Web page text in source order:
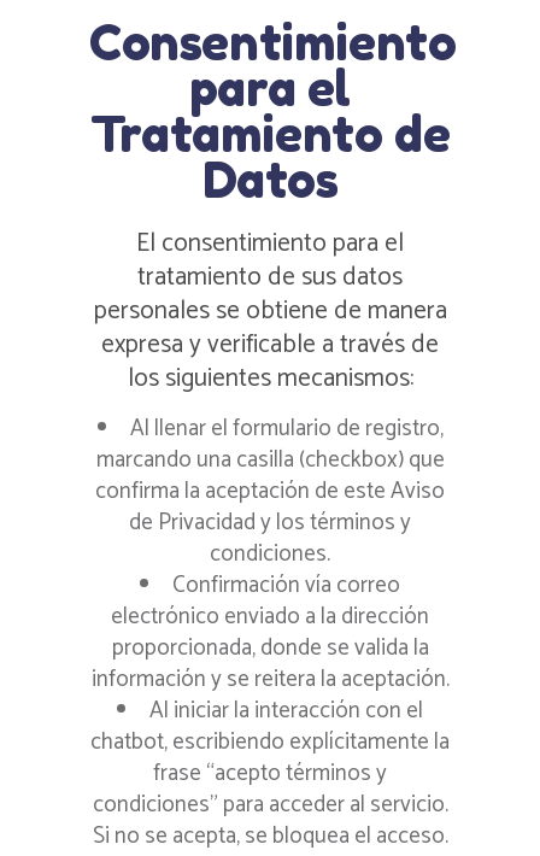
Consentimiento
para el
Tratamiento de
Datos
El consentimiento para el
tratamiento de sus datos
personales se obtiene de manera
expresa y verificable a través de
los siguientes mecanismos:
Al llenar el formulario de registro,
marcando una casilla (checkbox) que
confirma la aceptación de este Aviso
de Privacidad y los términos y
condiciones.
Confirmación vía correo
electrónico enviado a la dirección
proporcionada, donde se valida la
información y se reitera la aceptación.
Al iniciar la interacción con el
chatbot, escribiendo explícitamente la
frase “acepto términos y
condiciones” para acceder al servicio.
Si no se acepta, se bloquea el acceso.